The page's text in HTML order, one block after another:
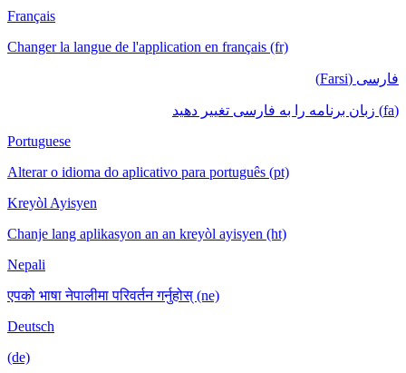
Français
Changer la langue de l'application en français (fr)
فارسی (Farsi)
(fa) زبان برنامه را به فارسی تغییر دهید
Portuguese
Alterar o idioma do aplicativo para português (pt)
Kreyòl Ayisyen
Chanje lang aplikasyon an an kreyòl ayisyen (ht)
Nepali
एपको भाषा नेपालीमा परिवर्तन गर्नुहोस् (ne)
Deutsch
(de)